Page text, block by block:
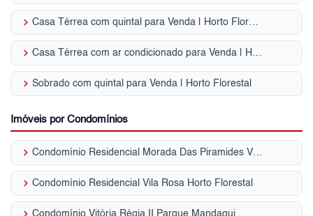
keyboard_arrow_right Casa Térrea com quintal para Venda | Horto Florestal
keyboard_arrow_right Casa Térrea com ar condicionado para Venda | Horto Florestal
keyboard_arrow_right Sobrado com quintal para Venda | Horto Florestal
Imóveis por Condomínios
keyboard_arrow_right Condomínio Residencial Morada Das Piramides Vila Amália (Zona Norte)
keyboard_arrow_right Condomínio Residencial Vila Rosa Horto Florestal
Condomínio Vitória Régia II Parque Mandaqui